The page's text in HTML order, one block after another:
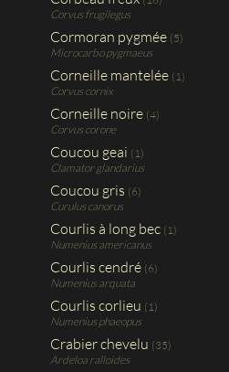
Corvus frugilegus
Cormoran pygmée (5)
Microcarbo pygmaeus
Corneille mantelée (1)
Corvus cornix
Corneille noire (4)
Corvus corone
Coucou geai (1)
Clamator glandarius
Coucou gris (6)
Curulus canorus
Courlis à long bec (1)
Numenius americanus
Courlis cendré (6)
Numenius arquata
Courlis corlieu (1)
Numenius phaeopus
Crabier chevelu (35)
Ardeloa ralloides